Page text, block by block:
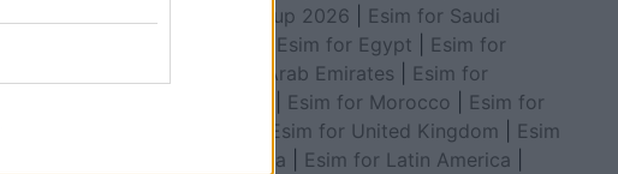
World Cup 2026
Esim for Saudi
Esim for Egypt
Esim for
United Arab Emirates
Esim for
Esim for Morocco
Esim for
Esim for United Kingdom
Esim
for Africa
Esim for Latin America